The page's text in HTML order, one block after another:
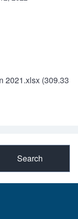
2021.xlsx (309.33